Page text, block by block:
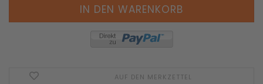
AUF DEN MERKZETTEL